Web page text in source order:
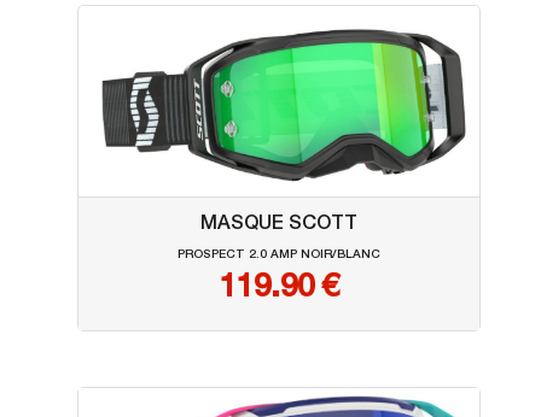
MASQUE SCOTT
PROSPECT 2.0 AMP NOIR/BLANC
119.90€